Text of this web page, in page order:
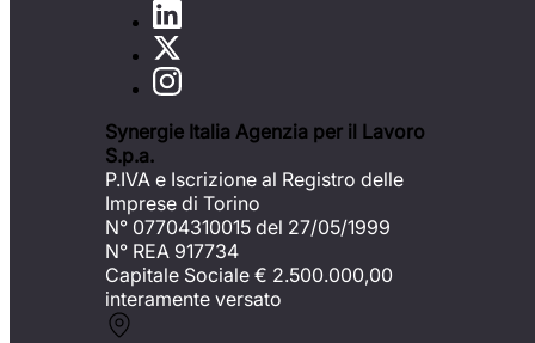
Synergie Italia Agenzia per il Lavoro
S.p.a.
P.IVA e Iscrizione al Registro delle
Imprese di Torino
N° 07704310015 del 27/05/1999
N° REA 917734
Capitale Sociale € 2.500.000,00
interamente versato